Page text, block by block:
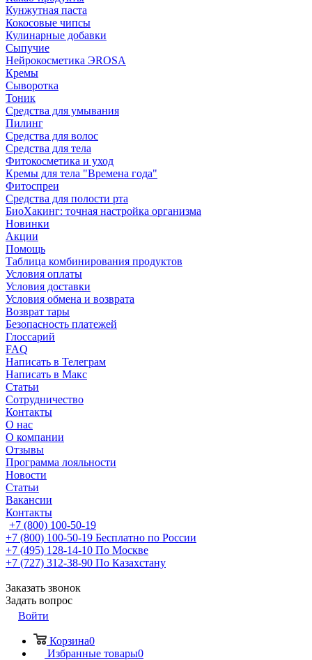
Кунжутная паста
Кокосовые чипсы
Кулинарные добавки
Сыпучие
Нейрокосметика ЭROSA
Кремы
Сыворотка
Тоник
Средства для умывания
Пилинг
Средства для волос
Средства для тела
Фитокосметика и уход
Кремы для тела "Времена года"
Фитоспреи
Средства для полости рта
БиоХакинг: точная настройка организма
Новинки
Акции
Помощь
Таблица комбинирования продуктов
Условия оплаты
Условия доставки
Условия обмена и возврата
Возврат тары
Безопасность платежей
Глоссарий
FAQ
Написать в Телеграм
Написать в Макс
Статьи
Сотрудничество
Контакты
О нас
О компании
Отзывы
Программа лояльности
Новости
Статьи
Вакансии
Контакты
+7 (800) 100-50-19
+7 (800) 100-50-19 Бесплатно по России
+7 (495) 128-14-10 По Москве
+7 (727) 312-38-90 По Казахстану
Заказать звонок
Задать вопрос
Войти
Корзина0
Избранные товары0